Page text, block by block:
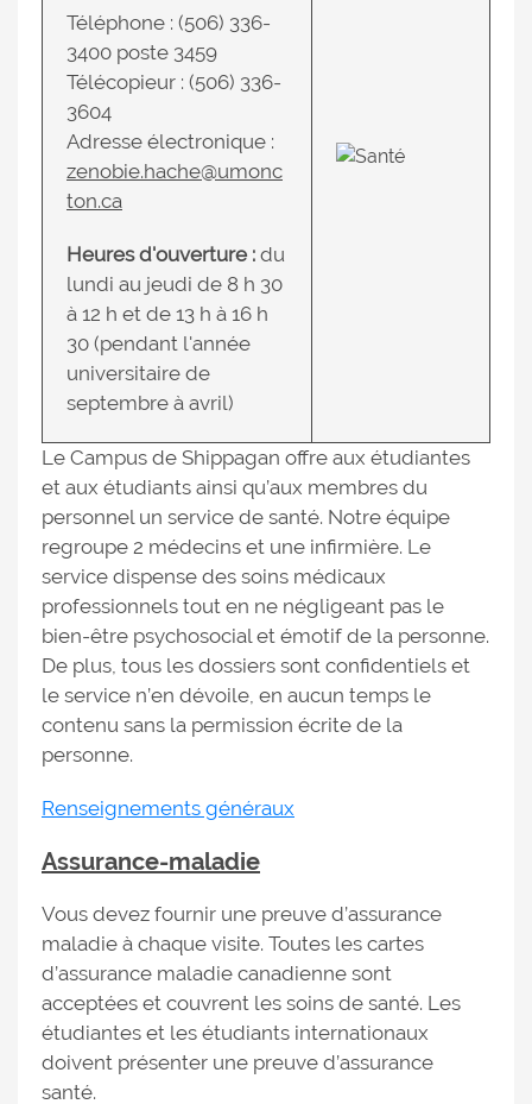
Téléphone : (506) 336-
3400 poste 3459
Télécopieur : (506) 336-
3604
Adresse électronique :
zenobie.hache@umonc
ton.ca
Heures d'ouverture : du
lundi au jeudi de 8 h 30
à 12 h et de 13 h à 16 h
30 (pendant l'année
universitaire de
septembre à avril)
Le Campus de Shippagan offre aux étudiantes
et aux étudiants ainsi qu’aux membres du
personnel un service de santé. Notre équipe
regroupe 2 médecins et une infirmière. Le
service dispense des soins médicaux
professionnels tout en ne négligeant pas le
bien-être psychosocial et émotif de la personne.
De plus, tous les dossiers sont confidentiels et
le service n’en dévoile, en aucun temps le
contenu sans la permission écrite de la
personne.
Renseignements généraux
Assurance-maladie
Vous devez fournir une preuve d’assurance
maladie à chaque visite. Toutes les cartes
d’assurance maladie canadienne sont
acceptées et couvrent les soins de santé. Les
étudiantes et les étudiants internationaux
doivent présenter une preuve d’assurance
santé.